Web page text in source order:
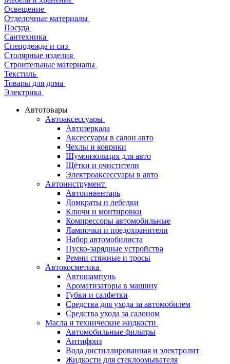
Освещение
Отделочные материалы
Посуда
Сантехника
Спецодежда и сиз
Столярные изделия
Строительные материалы
Текстиль
Товары для дома
Электрика
Автотовары
Автоаксессуары
Автозеркала
Аксессуары в салон авто
Чехлы и коврики
Шумоизоляция для авто
Щётки и очистители
Электроаксессуары в авто
Автоинструмент
Автоинвентарь
Домкраты и лебедки
Ключи и монтировки
Компрессоры автомобильные
Лампочки и предохранители
Набор автомобилиста
Пуско-зарядные устройства
Ремни стяжные и тросы
Автокосметика
Автошампунь
Ароматизаторы в машину
Губки и салфетки
Средства для ухода за автомобилем
Средства ухода за салоном
Масла и технические жидкости
Автомобильные фильтры
Антифриз
Вода дистиллированная и электролит
Жидкости для стеклоомывателя